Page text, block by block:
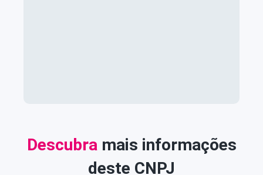
Descubramais informações
deste CNPJ